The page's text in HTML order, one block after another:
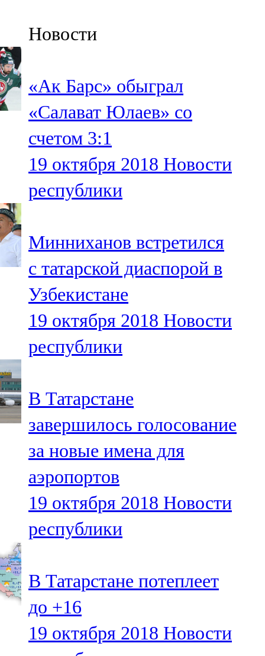
91,5 FM
106,1 FM
Кама тамагы
71,51 FM
Кукмара
107,9 FM
102,1 FM
Мамадыш
106,2 FM
Минзәлә
107,3 FM
100,0 FM
Нурлат
104,7 FM
Олы Әтнә
71,42 FM
Сарман
Теләче
106,1 FM
Түбән Кама
Новости
«Ак Барс» обыграл
«Салават Юлаев» со
счетом 3:1
19 октября 2018 Новости
республики
Минниханов встретился
с татарской диаспорой в
Узбекистане
19 октября 2018 Новости
республики
В Татарстане
завершилось голосование
за новые имена для
аэропортов
19 октября 2018 Новости
республики
В Татарстане потеплеет
до +16
19 октября 2018 Новости